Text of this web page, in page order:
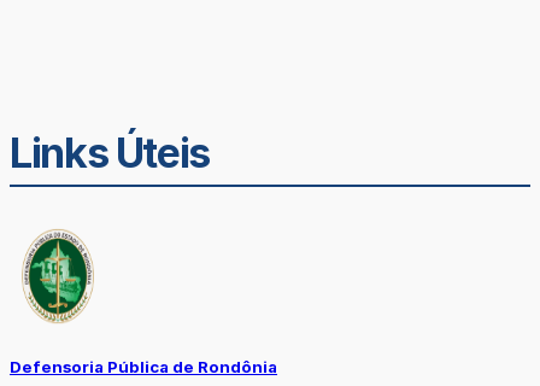
Links Úteis
Defensoria Pública de Rondônia